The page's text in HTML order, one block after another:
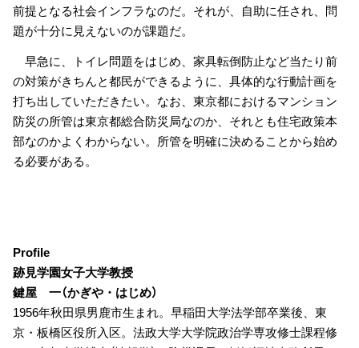
前提となる社会インフラなのだ。それが、自助に任され、問
題が十分に見えないのが課題だ。
早急に、トイレ問題をはじめ、家具転倒防止など当たり前
の対策がきちんと都民ができるように、具体的な行動計画を
打ち出していただきたい。なお、東京都におけるマンション
防災の所管は東京都総合防災局なのか、それとも住宅政策本
部なのかよくわからない。所管を明確に決めることから始め
る必要がある。
Profile
跡見学園女子大学教授
鍵屋 一（かぎや・はじめ）
1956年秋田県男鹿市生まれ。早稲田大学法学部卒業後、東
京・板橋区役所入区。法政大学大学院政治学専攻修士課程修